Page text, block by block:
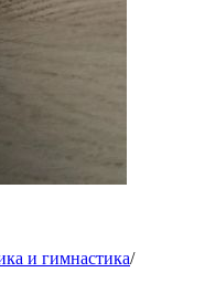
и гимнастика/